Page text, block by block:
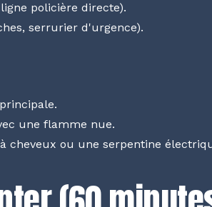
policière directe).
serrurier d'urgence).
une flamme nue.
cheveux ou une serpentine